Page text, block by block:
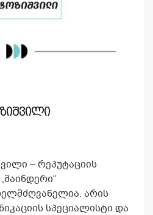
– რეპუტაციის
არის
სპეციალისტი და